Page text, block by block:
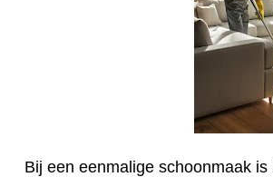
Bij een eenmalige schoonmaak